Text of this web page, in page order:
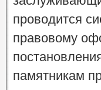
проводится
правовому
памятникам